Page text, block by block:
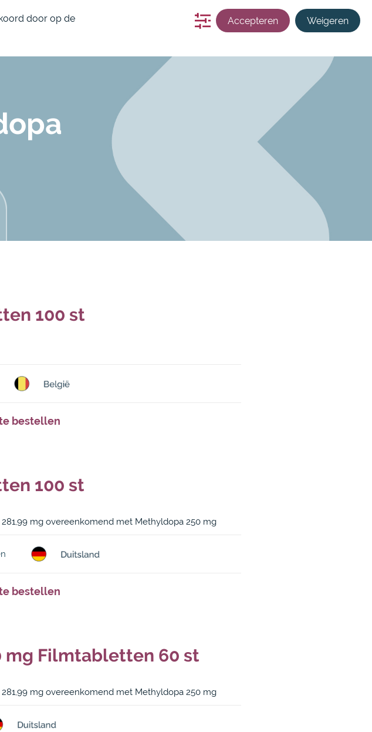
contact
Inloggen
100 st
bestellen
100 st
mg overeenkomend met Methyldopa 250 mg
bestellen
mg Filmtabletten 60 st
mg overeenkomend met Methyldopa 250 mg
door op de
Accepteren Weigeren